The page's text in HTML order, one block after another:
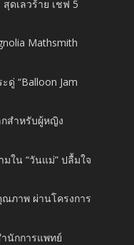
สุดเลวร้าย เชฟ 5
Mathsmith
“Balloon Jam
สำหรับผู้หญิง
มใน “วันแม่” ปลื้มใจ
ภาพ ผ่านโครงการ
ำนักการแพทย์